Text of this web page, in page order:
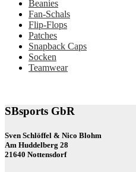
Beanies
Fan-Schals
Flip-Flops
Patches
Snapback Caps
Socken
Teamwear
SBsports GbR
Sven Schlöffel & Nico Blohm
Am Huddelberg 28
21640 Nottensdorf